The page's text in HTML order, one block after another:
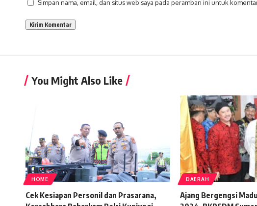
Simpan nama, email, dan situs web saya pada peramban ini untuk
You Might Also Like
HOME
Cek Kesiapan Personil dan Prasarana,
DAERAH
Ajang Bergengsi